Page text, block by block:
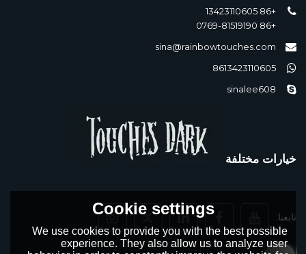
+86 13423110605
+86 0769-81519190
sina@rainbowtouches.com
8613423110605
sinalee608
خيارات مختلفة
تابعنا: Cookie settings
We use cookies to provide you with the best possible
experience. They also allow us to analyze user